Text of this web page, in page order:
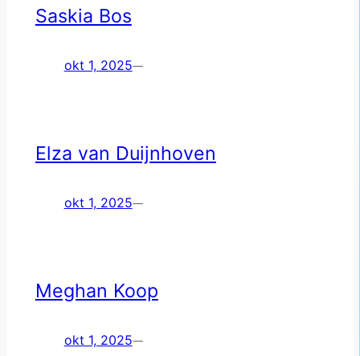
Saskia Bos
okt 1, 2025—
Elza van Duijnhoven
okt 1, 2025—
Meghan Koop
okt 1, 2025—